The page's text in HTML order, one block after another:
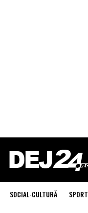
SOCIAL-CULTURĂ SPORT